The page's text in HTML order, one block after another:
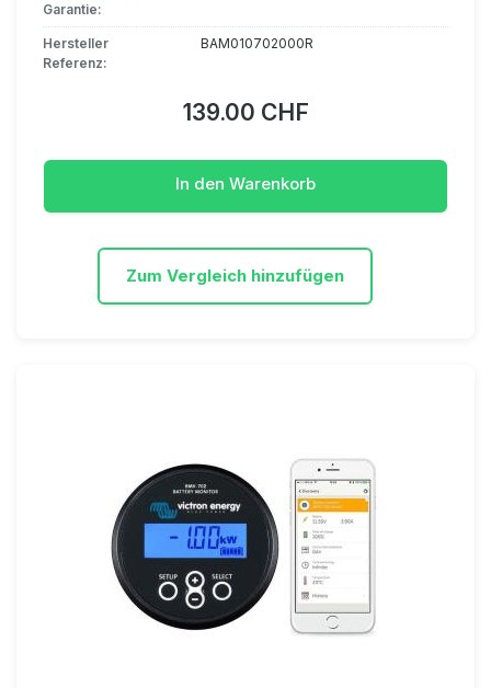
Garantie:
Hersteller
Referenz:
BAM010702000R
139.00 CHF
In den Warenkorb
Zum Vergleich hinzufügen